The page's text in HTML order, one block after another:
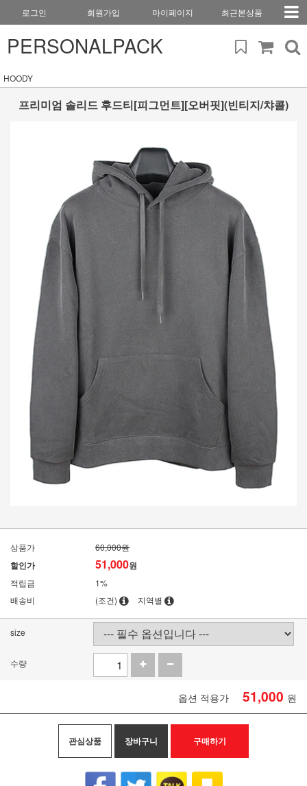
로그인 회원가입 마이페이지 최근본상품
PERSONALPACK
HOODY
프리미엄 솔리드 후드티[피그먼트][오버핏](빈티지/챠콜)
상품가 60,000원
할인가 51,000원
적립금
1%
배송비
(조건) 지역별
size
수량
옵션 적용가 51,000 원
관심상품 장바구니 구매하기